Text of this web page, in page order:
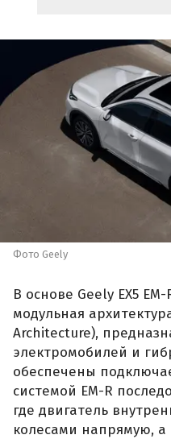
Фото Geely
В основе Geely EX5
модульная
Architecture),
электромобилей и
обеспечены
системой EM-R
где двигатель
колесами напрямую, а